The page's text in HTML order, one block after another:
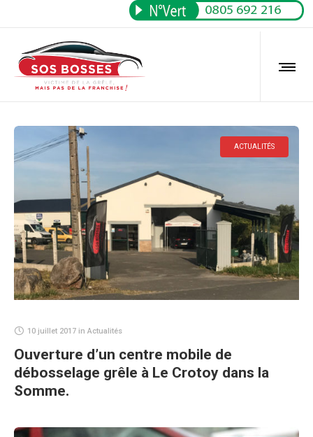
ACTUALITÉS
10 juillet 2017 in Actualités
Ouverture d’un centre mobile de
débosselage grêle à Le Crotoy dans la
Somme.